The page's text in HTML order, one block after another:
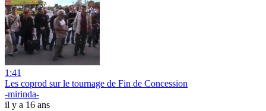
1:41
Les coprod sur le tournage de Fin de Concession
-mirinda-
il y a 16 ans